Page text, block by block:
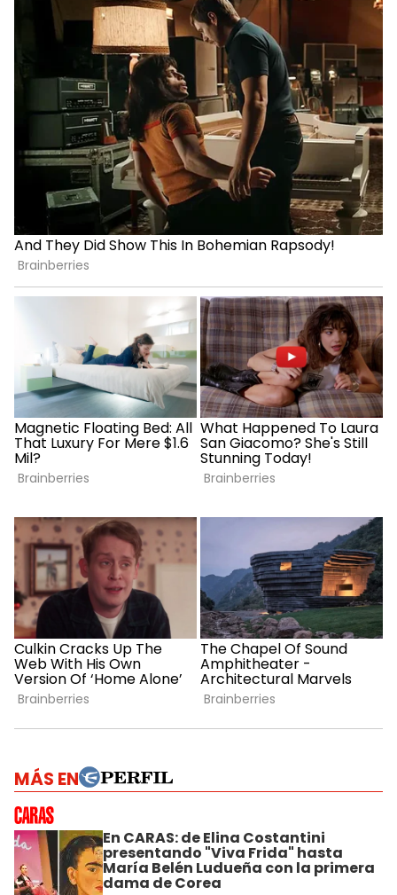
MÁS EN
En CARAS: de Elina Costantini
presentando "Viva Frida" hasta
María Belén Ludueña con la primera
dama de Corea